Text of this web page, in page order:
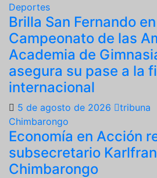
Deportes
Brilla San Fernando
Campeonato de las
Academia de
asegura su pase a la
internacional
5 de agosto de 2026
tribuna
Chimbarongo
Economía en Acción
subsecretario
Chimbarongo